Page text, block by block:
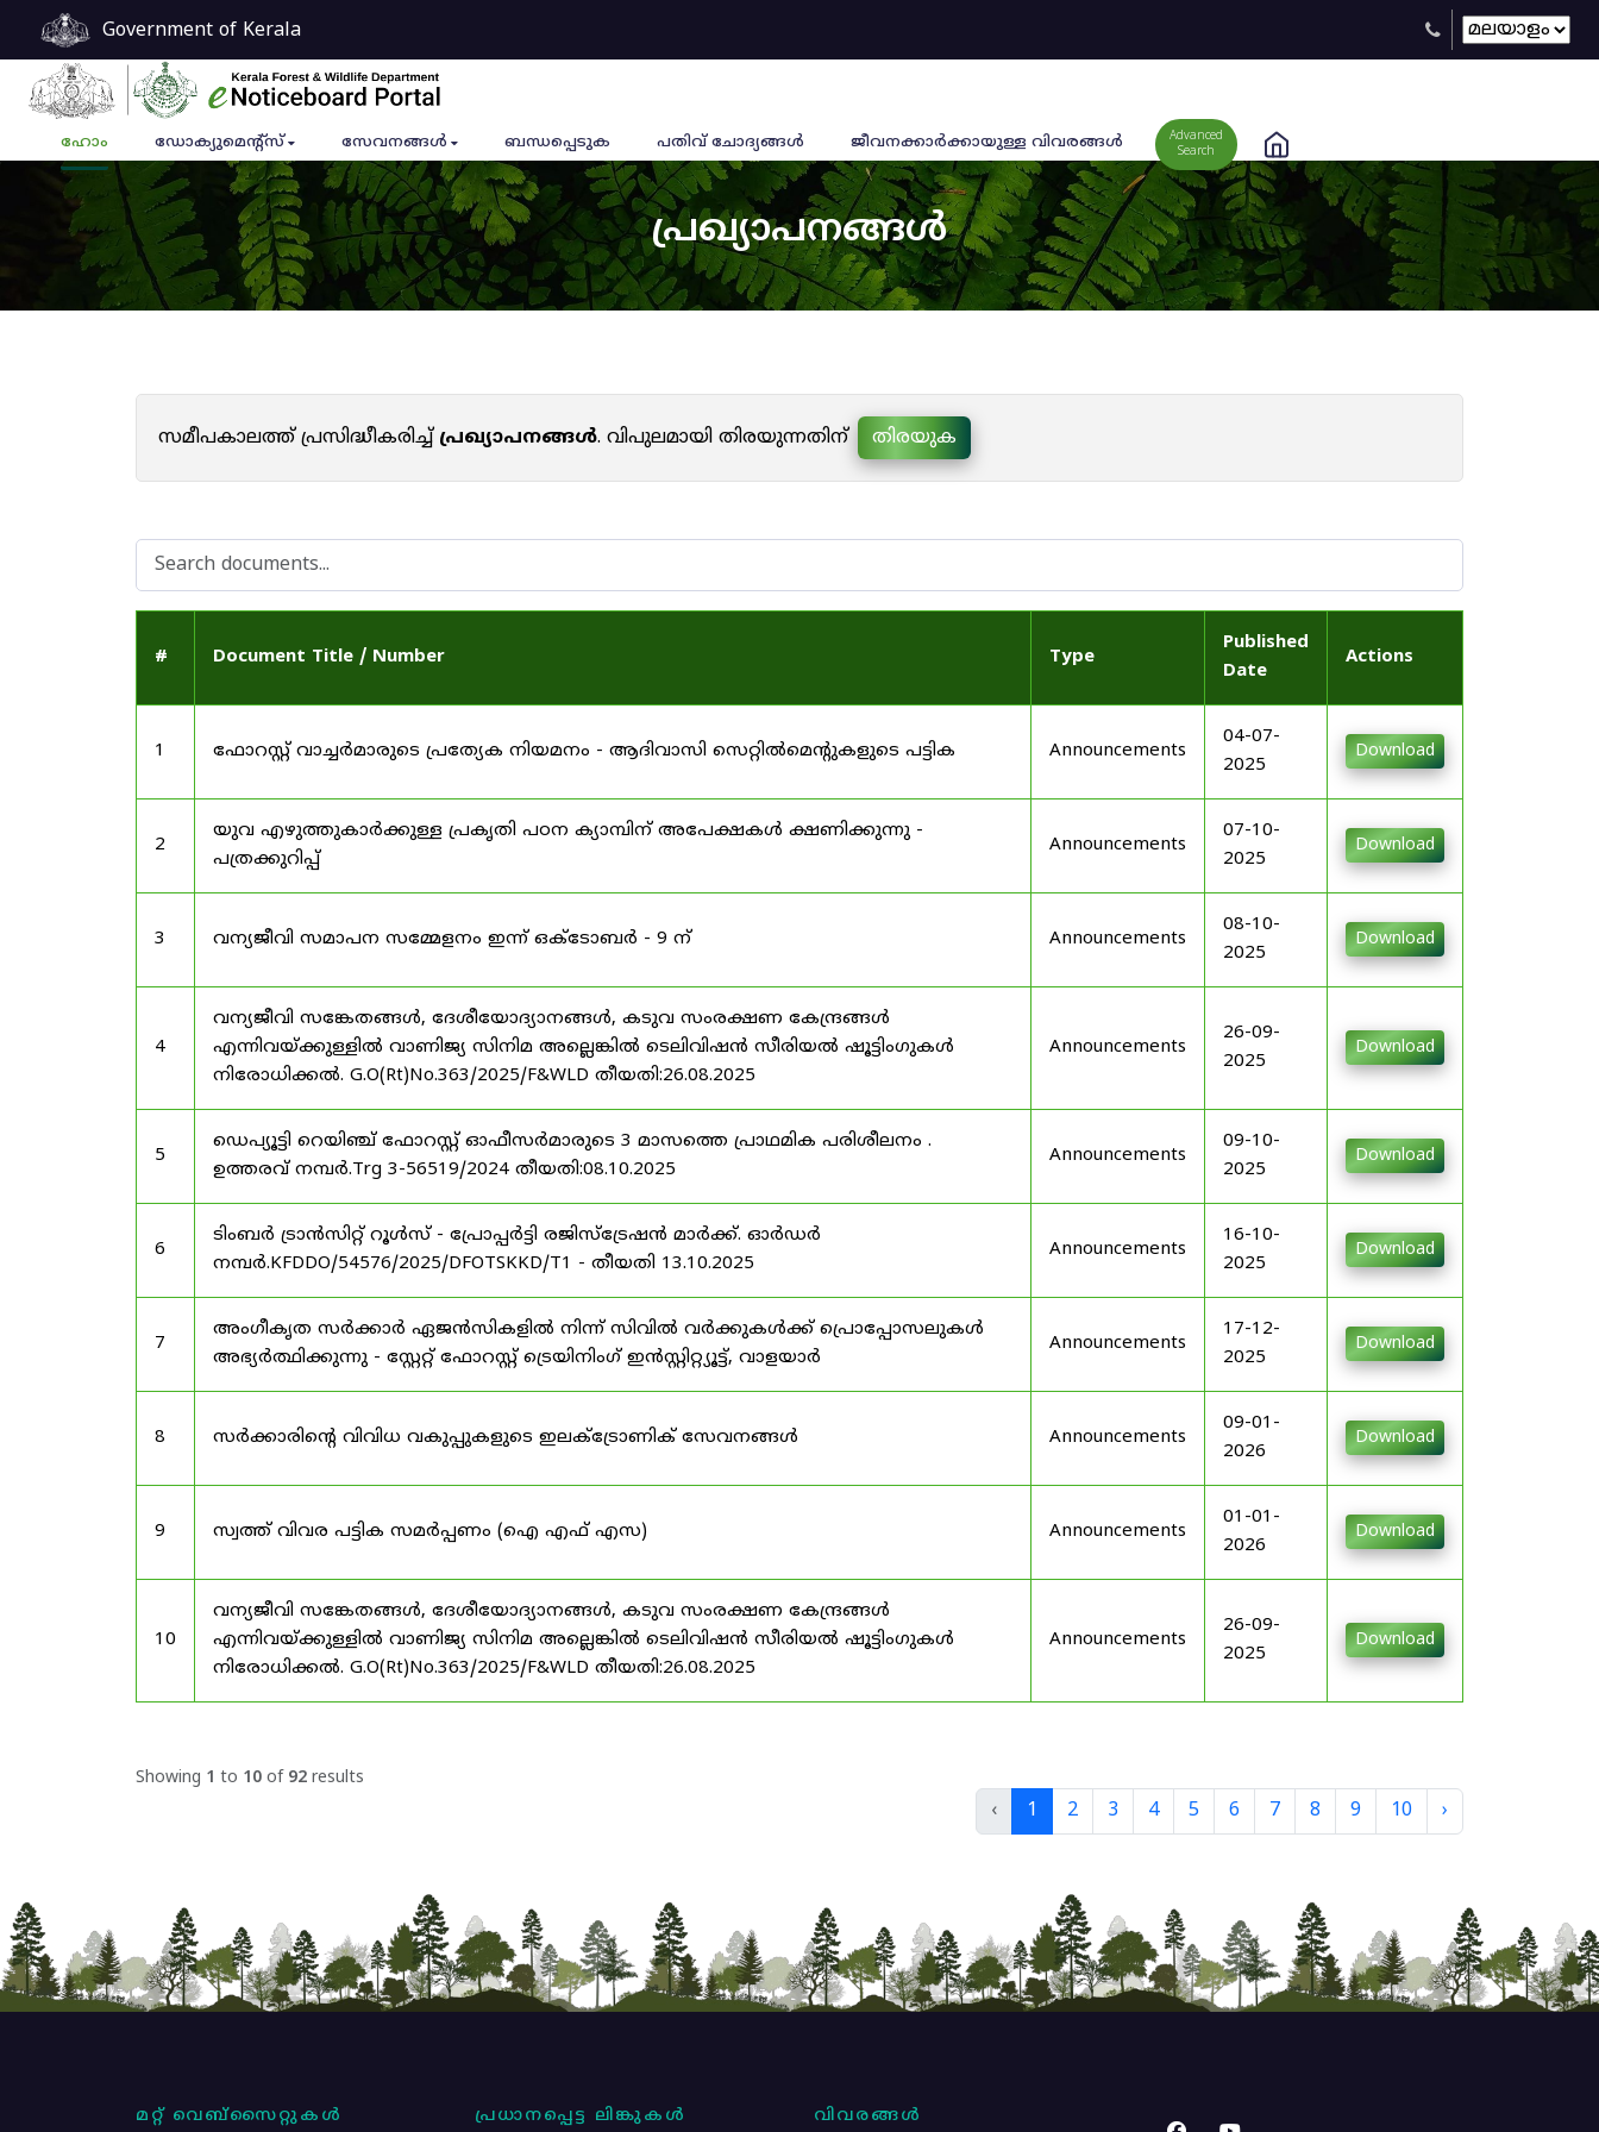
Government of Kerala
ഹോം ഡോക്യുമെൻ്റ്സ് സേവനങ്ങൾ ബന്ധപ്പെടുക പതിവ് ചോദ്യങ്ങൾ ജീവനക്കാര്‍ക്കായുള്ള വിവരങ്ങള്‍
Advanced
Search
പ്രഖ്യാപനങ്ങൾ
സമീപകാലത്ത് പ്രസിദ്ധീകരിച്ച്പ്രഖ്യാപനങ്ങൾ. വിപുലമായി തിരയുന്നതിന് തിരയുക
# Document Title / Number Type
Published
Date
Actions
1 ഫോറസ്റ്റ് വാച്ചർമാരുടെ പ്രത്യേക നിയമനം - ആദിവാസി സെറ്റിൽമെന്റുകളുടെ പട്ടിക Announcements
04-07-
2025
Download
2
യുവ എഴുത്തുകാർക്കുള്ള പ്രകൃതി പഠന ക്യാമ്പിന് അപേക്ഷകൾ ക്ഷണിക്കുന്നു -
പത്രക്കുറിപ്പ്
Announcements
07-10-
2025
Download
3 വന്യജീവി സമാപന സമ്മേളനം ഇന്ന് ഒക്ടോബർ - 9 ന് Announcements
08-10-
2025
Download
4
വന്യജീവി സങ്കേതങ്ങൾ, ദേശീയോദ്യാനങ്ങൾ, കടുവ സംരക്ഷണ കേന്ദ്രങ്ങൾ
എന്നിവയ്ക്കുള്ളിൽ വാണിജ്യ സിനിമ അല്ലെങ്കിൽ ടെലിവിഷൻ സീരിയൽ ഷൂട്ടിംഗുകൾ
നിരോധിക്കൽ. G.O(Rt)No.363/2025/F&WLD തീയതി:26.08.2025
Announcements
26-09-
2025
Download
5
ഡെപ്യൂട്ടി റെയിഞ്ച് ഫോറസ്റ്റ് ഓഫീസർമാരുടെ 3 മാസത്തെ പ്രാഥമിക പരിശീലനം .
ഉത്തരവ് നമ്പർ.Trg 3-56519/2024 തീയതി:08.10.2025
Announcements
09-10-
2025
Download
6
ടിംബർ ട്രാൻസിറ്റ് റൂൾസ് - പ്രോപ്പർട്ടി രജിസ്ട്രേഷൻ മാർക്ക്. ഓർഡർ
നമ്പർ.KFDDO/54576/2025/DFOTSKKD/T1 - തീയതി 13.10.2025
Announcements
16-10-
2025
Download
7
അംഗീകൃത സർക്കാർ ഏജൻസികളിൽ നിന്ന് സിവിൽ വർക്കുകൾക്ക് പ്രൊപ്പോസലുകൾ
അഭ്യർത്ഥിക്കുന്നു - സ്റ്റേറ്റ് ഫോറസ്റ്റ് ട്രെയിനിംഗ് ഇൻസ്റ്റിറ്റ്യൂട്ട്, വാളയാർ
Announcements
17-12-
2025
Download
8 സർക്കാരിന്റെ വിവിധ വകുപ്പുകളുടെ ഇലക്ട്രോണിക് സേവനങ്ങൾ Announcements
09-01-
2026
Download
9 സ്വത്ത് വിവര പട്ടിക സമർപ്പണം (ഐ എഫ് എസ) Announcements
01-01-
2026
Download
10
വന്യജീവി സങ്കേതങ്ങൾ, ദേശീയോദ്യാനങ്ങൾ, കടുവ സംരക്ഷണ കേന്ദ്രങ്ങൾ
എന്നിവയ്ക്കുള്ളിൽ വാണിജ്യ സിനിമ അല്ലെങ്കിൽ ടെലിവിഷൻ സീരിയൽ ഷൂട്ടിംഗുകൾ
നിരോധിക്കൽ. G.O(Rt)No.363/2025/F&WLD തീയതി:26.08.2025
Announcements
26-09-
2025
Download
Showing 1 to 10 of 92 results
‹ 1 2 3 4 5 6 7 8 9 10 ›
മറ്റ് വെബ്സൈറ്റുകൾ പ്രധാനപ്പെട്ട ലിങ്കുകൾ വിവരങ്ങൾ